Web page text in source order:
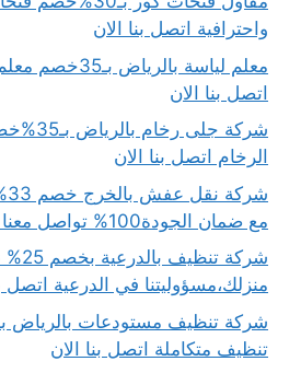
واحترافية اتصل بنا الان
معلم لياسة
اتصل بنا الان
شركة
الرخام اتصل بنا الان
مع ضمان الجودة100% تواصل معنا الآن
شركة
منزلك،مسؤوليتنا في الدرعية اتصل
تنظيف متكاملة اتصل بنا الان